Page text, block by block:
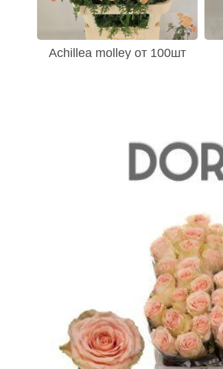
Achillea molley от 100шт